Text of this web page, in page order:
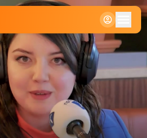
Klein
Standaard
Groot